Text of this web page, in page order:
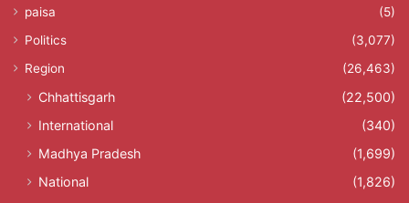
paisa
(5)
Politics
(3,077)
Region
(26,463)
Chhattisgarh
(22,500)
International
(340)
Madhya Pradesh
(1,699)
National
(1,826)